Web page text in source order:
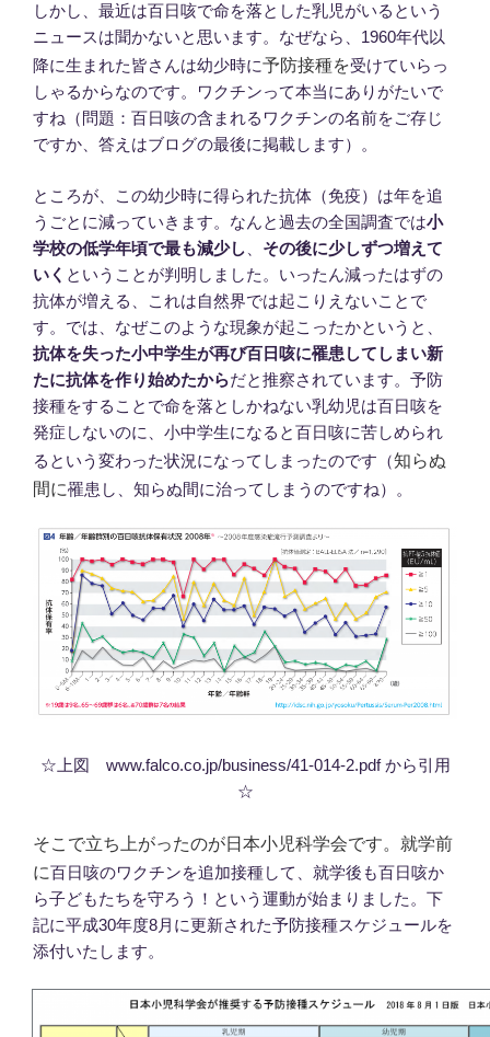
しかし、最近は百日咳で命を落とした乳児がいるという
ニュースは聞かないと思います。なぜなら、1960年代以
降に生まれた皆さんは幼少時に予防接種を受けていらっ
しゃるからなのです。ワクチンって本当にありがたいで
すね（問題：百日咳の含まれるワクチンの名前をご存じ
ですか、答えはブログの最後に掲載します）。
ところが、この幼少時に得られた抗体（免疫）は年を追
うごとに減っていきます。なんと過去の全国調査では小
学校の低学年頃で最も減少し
その後に少しずつ増えて
いく ということが判明しました。いったん減ったはずの
抗体が増える、これは自然界では起こりえないことで
す。では、なぜこのような現象が起こったかというと、
抗体を失った小中学生が再び百日咳に罹患してしまい新
たに抗体を作り始めたからだと推察されています。予防
接種をすることで命を落としかねない乳幼児は百日咳を
発症しないのに、小中学生になると百日咳に苦しめられ
るという変わった状況になってしまったのです（知らぬ
間に罹患し、知らぬ間に治ってしまうのですね）。
☆上図 www.falco.co.jp/business/41-014-2.pdf から引用
☆
そこで立ち上がったのが日本小児科学会です。就学前
に百日咳のワクチンを追加接種して、就学後も百日咳か
ら子どもたちを守ろう！という運動が始まりました。下
記に平成30年度8月に更新された予防接種スケジュールを
添付いたします。